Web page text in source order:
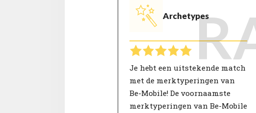
De groeistrategie van de
organisatie is van invloed op
de ontwikkeling van
medewerkers. Deze bepaalt
namelijk de insteek van de
werkzaamheden. Focuspunten
kunnen zijn: samenwerking,
innovatie, resultaten en
Archetypes
Je hebt een uitstekende match
met de merktyperingen van
Be-Mobile! De voornaamste
merktyperingen van Be-Mobile